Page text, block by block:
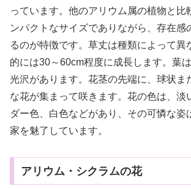
っています。他のアリウム属の植物と比
ンパクトなサイズでありながら、存在感
るのが特徴です。草丈は種類によって異
的には30～60cm程度に成長します。葉
光沢があります。花茎の先端に、球状ま
な花が集まって咲きます。花の色は、淡
ダー色、白色などがあり、その可憐な姿
家を魅了しています。
アリウム・シクラムの花